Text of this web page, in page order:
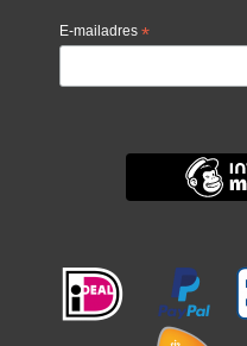
E-mailadres *